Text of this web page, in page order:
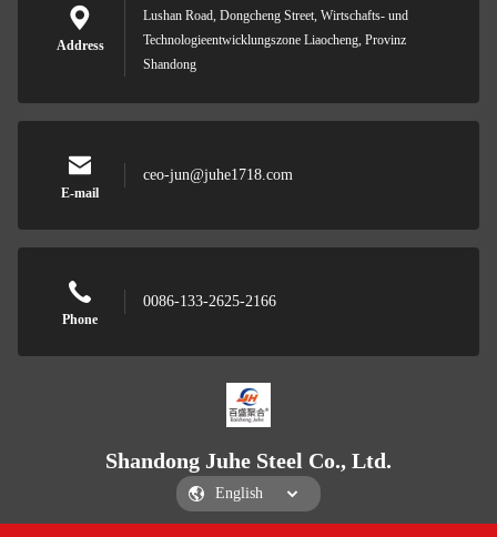
Address
Lushan Road, Dongcheng Street, Wirtschafts- und
Technologieentwicklungszone Liaocheng, Provinz
Shandong
E-mail
ceo-jun@juhe1718.com
Phone
0086-133-2625-2166
Shandong Juhe Steel Co., Ltd.